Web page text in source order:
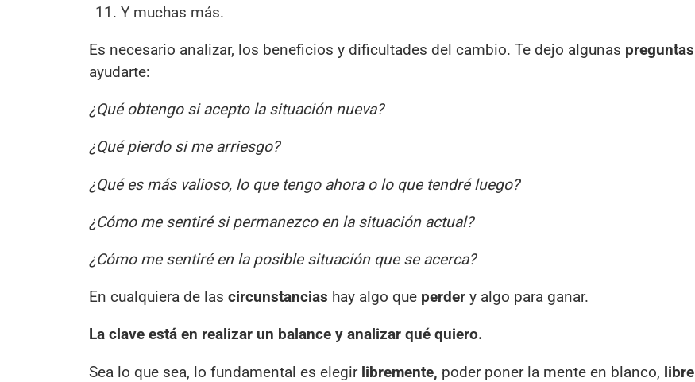
Y muchas más.
Es necesario analizar, los beneficios y dificultades del cambio. Te dejo algunas preguntas
ayudarte:
¿Qué obtengo si acepto la situación nueva?
¿Qué pierdo si me arriesgo?
¿Qué es más valioso, lo que tengo ahora o lo que tendré luego?
¿Cómo me sentiré si permanezco en la situación actual?
¿Cómo me sentiré en la posible situación que se acerca?
En cualquiera de las circunstancias hay algo que perder y algo para ganar.
La clave está en realizar un balance y analizar qué quiero.
Sea lo que sea, lo fundamental es elegir libremente, poder poner la mente en blanco, libre